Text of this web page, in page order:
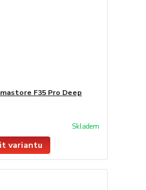
F35 Pro Deep
Skladem
variantu